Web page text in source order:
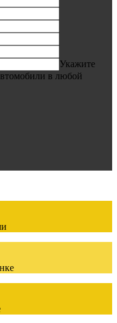
Укажите
в любой